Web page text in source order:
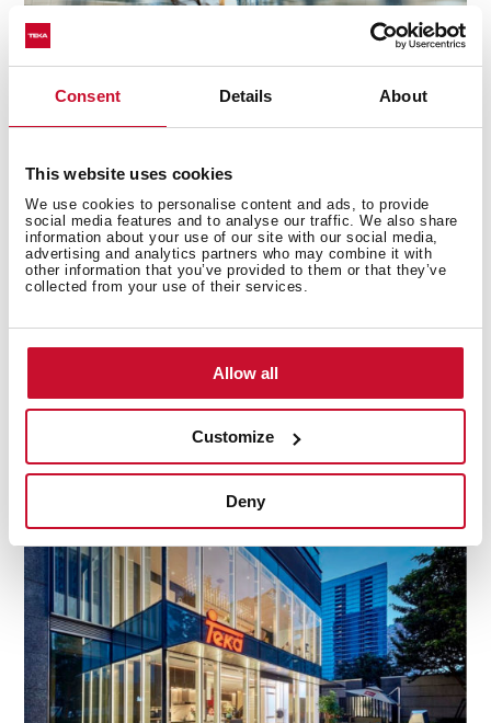
Consent Details About
This website uses cookies
We use cookies to personalise content and ads, to provide
social media features and to analyse our traffic. We also share
information about your use of our site with our social media,
advertising and analytics partners who may combine it with
other information that you’ve provided to them or that they’ve
collected from your use of their services.
Allow all
Customize
Deny
trzích, kde byla přítomna, aby došlo k rozsáhlé expanzi
na mezinárodní úrovni. Nejprve na zbývajících
evropských trzích a později také v Americe, Asii, Africe
a na Středním východě.
Během této doby se značka stala jedním z největších
fotbalový i basketbalový klub Real Madrid, vlastnila
házenkářský klub, rozjížděla cyklistický tým, účastnila
se rally Paříž–Dakar, a podílela se dokonce i na zimních
olympijských hrách.